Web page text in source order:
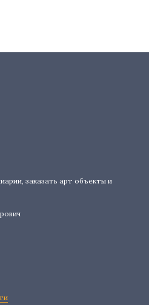
заказать арт объекты и